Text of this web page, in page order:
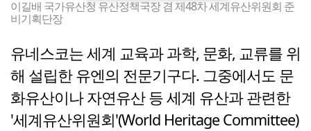
이길배 국가유산청 유산정책국장 겸 제48차 세계유산위원회 준
비기획단장
유네스코는 세계 교육과 과학, 문화, 교류를 위
해 설립한 유엔의 전문기구다. 그중에서도 문
화유산이나 자연유산 등 세계 유산과 관련한
'세계유산위원회'(World Heritage Committee)